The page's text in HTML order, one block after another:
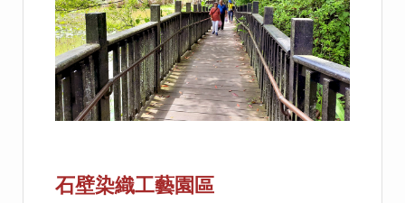
石壁染織工藝園區